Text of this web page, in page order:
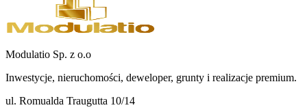
Modulatio Sp. z o.o
Inwestycje, nieruchomości, deweloper, grunty i realizacje premium.
ul. Romualda Traugutta 10/14